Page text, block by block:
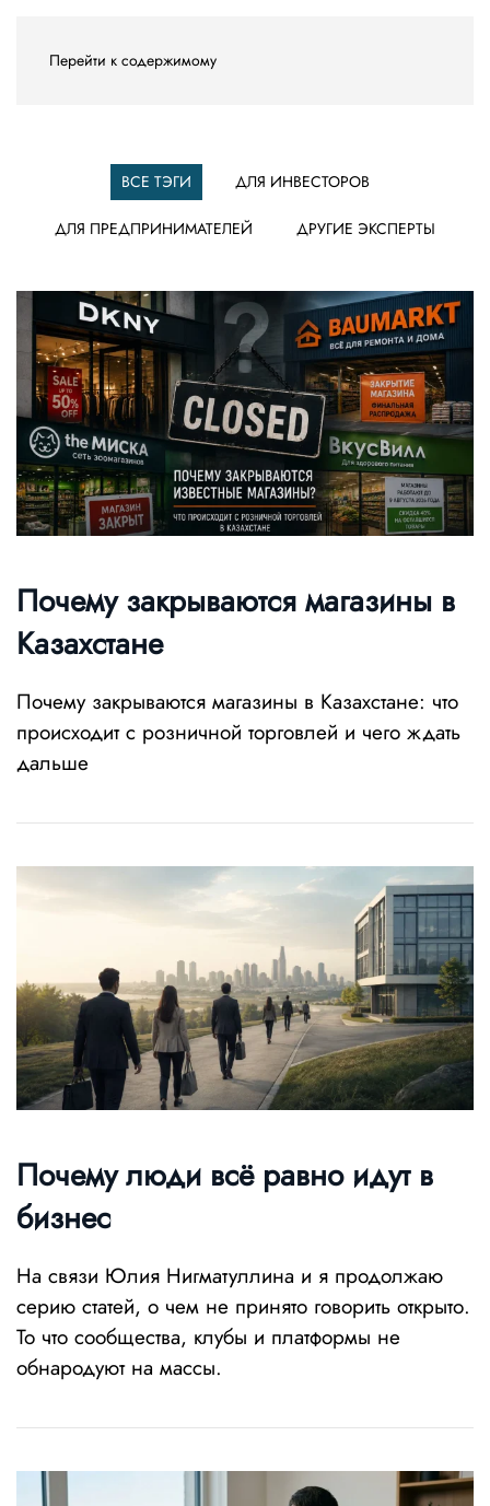
Перейти к содержимому
ВСЕ ТЭГИ ДЛЯ ИНВЕСТОРОВ
ДЛЯ ПРЕДПРИНИМАТЕЛЕЙ ДРУГИЕ ЭКСПЕРТЫ
Почему закрываются магазины в
Казахстане
Почему закрываются магазины в Казахстане: что
происходит с розничной торговлей и чего ждать
дальше
Почему люди всё равно идут в
бизнес
На связи Юлия Нигматуллина и я продолжаю
серию статей, о чем не принято говорить открыто.
То что сообщества, клубы и платформы не
обнародуют на массы.